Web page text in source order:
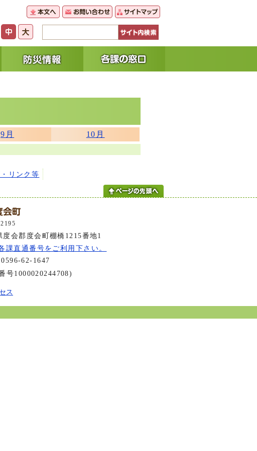
9月 10月
リンク等
度会郡度会町棚橋1215番地1
課直通番号をご利用下さい。
62-1647
号1000020244708)
ス